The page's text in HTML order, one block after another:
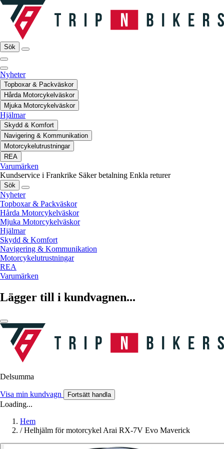
Sök
Nyheter
Topboxar & Packväskor
Hårda Motorcykelväskor
Mjuka Motorcykelväskor
Hjälmar
Skydd & Komfort
Navigering & Kommunikation
Motorcykelutrustningar
REA
Varumärken
Kundservice i Frankrike Säker betalning Enkla returer
Sök
Nyheter
Topboxar & Packväskor
Hårda Motorcykelväskor
Mjuka Motorcykelväskor
Hjälmar
Skydd & Komfort
Navigering & Kommunikation
Motorcykelutrustningar
REA
Varumärken
Lägger till i kundvagnen...
Delsumma
Visa min kundvagn Fortsätt handla
Loading...
Hem
/ Helhjälm för motorcykel Arai RX-7V Evo Maverick